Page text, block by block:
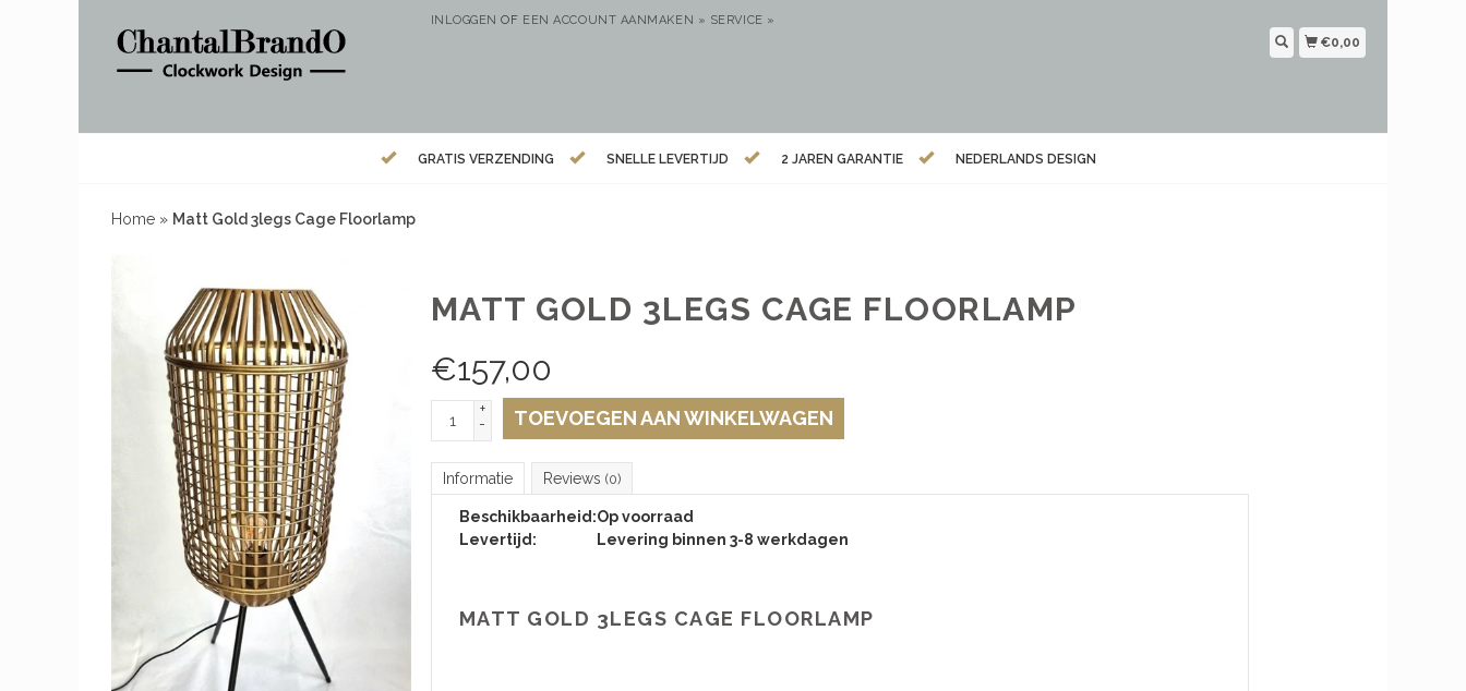
INLOGGEN OF EEN ACCOUNT AANMAKEN » SERVICE »
€0,00
GRATIS VERZENDING SNELLE LEVERTIJD 2 JAREN GARANTIE NEDERLANDS DESIGN
Home » Matt Gold 3legs Cage Floorlamp
MATT GOLD 3LEGS CAGE FLOORLAMP
€157,00
+
-
TOEVOEGEN AAN WINKELWAGEN
Informatie Reviews (0)
Beschikbaarheid:Op voorraad
Levertijd:
Levering binnen 3-8 werkdagen
MATT GOLD 3LEGS CAGE FLOORLAMP